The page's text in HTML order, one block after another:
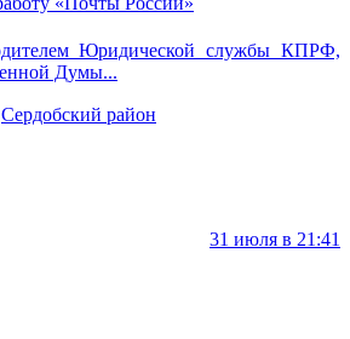
Юридической службы КПРФ,
Думы...
Сердобский район
31 июля в 21:41